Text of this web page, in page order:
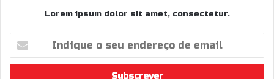
Lorem ipsum dolor sit amet, consectetur.
d